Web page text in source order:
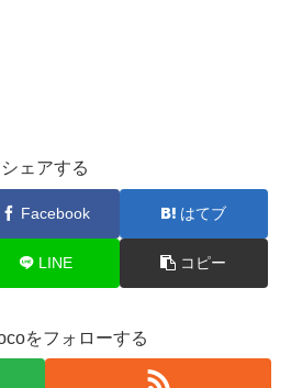
シェアする
Facebook はてブ
LINE コピー
をフォローする